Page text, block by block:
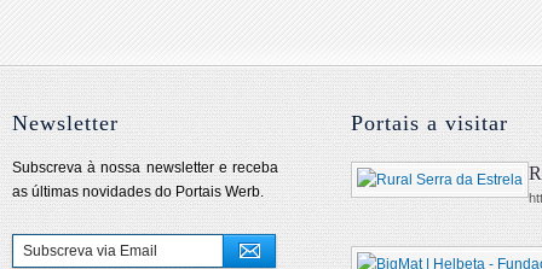
Newsletter
Subscreva à nossa newsletter e receba
as últimas novidades do Portais Werb.
Portais a visitar